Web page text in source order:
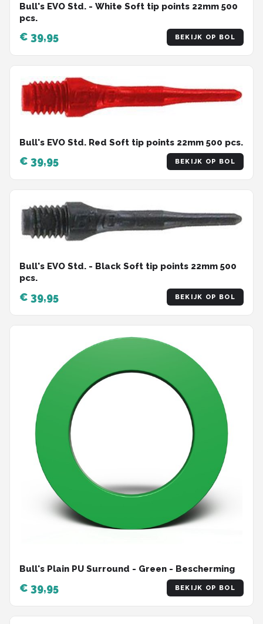
Bull's EVO Std. - White Soft tip points 22mm 500
pcs.
€ 39,95 BEKIJK OP BOL
Bull's EVO Std. Red Soft tip points 22mm 500 pcs.
€ 39,95 BEKIJK OP BOL
Bull's EVO Std. - Black Soft tip points 22mm 500
pcs.
€ 39,95 BEKIJK OP BOL
Bull's Plain PU Surround - Green - Bescherming
€ 39,95 BEKIJK OP BOL